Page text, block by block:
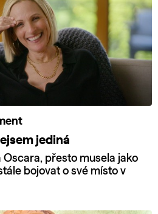
jediná
přesto musela jako
bojovat o své místo v